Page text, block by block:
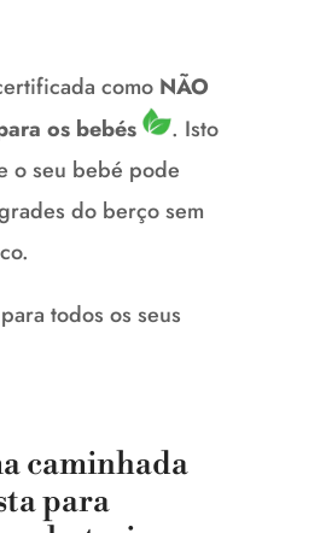
como NÃO
os bebés
. Isto
o seu bebé pode
do berço sem
todos os seus
caminhada
para